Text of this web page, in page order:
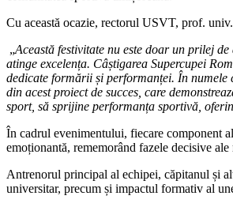
Cu această ocazie, rectorul USVT, prof.
„Această festivitate nu este doar un prilej
atinge excelența. Câștigarea Supercupei
dedicate formării și performanței. În
din acest proiect de succes, care
sport, să sprijine performanța sportivă,
În cadrul evenimentului, fiecare component
emoționantă, rememorând fazele decisive
Antrenorul principal al echipei, căpitanul și
universitar, precum și impactul formativ al